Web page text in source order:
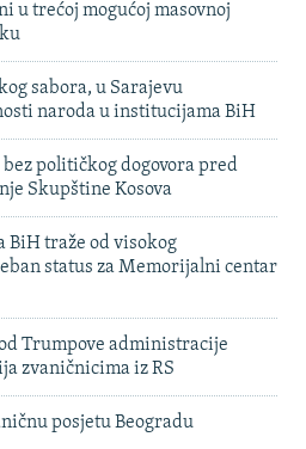
u trećoj mogućoj masovnoj
sabora, u Sarajevu
naroda u institucijama BiH
političkog dogovora pred
Skupštine Kosova
BiH traže od visokog
status za Memorijalni centar
Trumpove administracije
zvaničnicima iz RS
posjetu Beogradu